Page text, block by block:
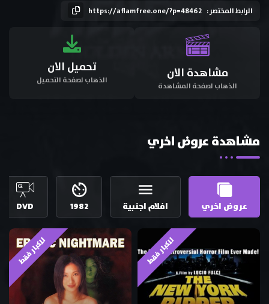
الرابط المختصر : https://aflamfree.one/?p=48462
مشاهدة الان
الذهاب لصفحة المشاهدة
تحميل الان
الذهاب لصفحة التحميل
مشاهدة عروض اخري
عروض اخري افلام اجنبية 1982
DVD
للكبار فقط للكبار فقط